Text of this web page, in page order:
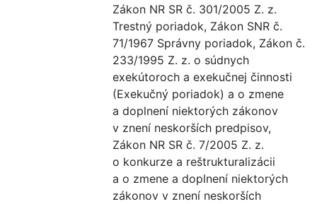
Zákon NR SR č. 301/2005 Z. z.
Trestný poriadok, Zákon SNR č.
71/1967 Správny poriadok, Zákon č.
233/1995 Z. z. o súdnych
exekútoroch a exekučnej činnosti
(Exekučný poriadok) a o zmene
a doplnení niektorých zákonov
v znení neskorších predpisov,
Zákon NR SR č. 7/2005 Z. z.
o konkurze a reštruktura­lizácii
a o zmene a doplnení niektorých
zákonov v znení neskorších